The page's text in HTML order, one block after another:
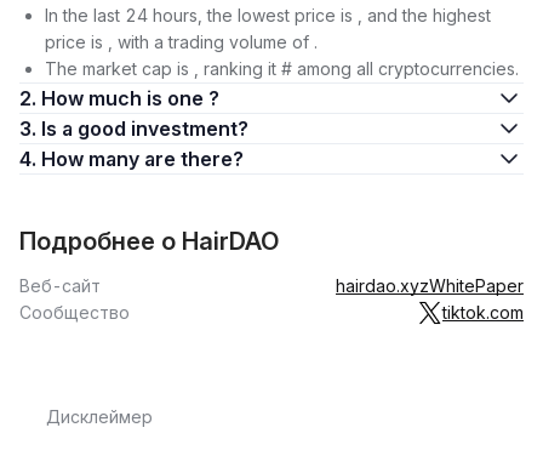
In the last 24 hours, the lowest price is , and the highest
price is , with a trading volume of .
The market cap is , ranking it # among all cryptocurrencies.
2. How much is one ?
3. Is a good investment?
4. How many are there?
Подробнее о HairDAO
Веб-сайт hairdao.xyzWhitePaper
Сообщество
tiktok.com
Дисклеймер